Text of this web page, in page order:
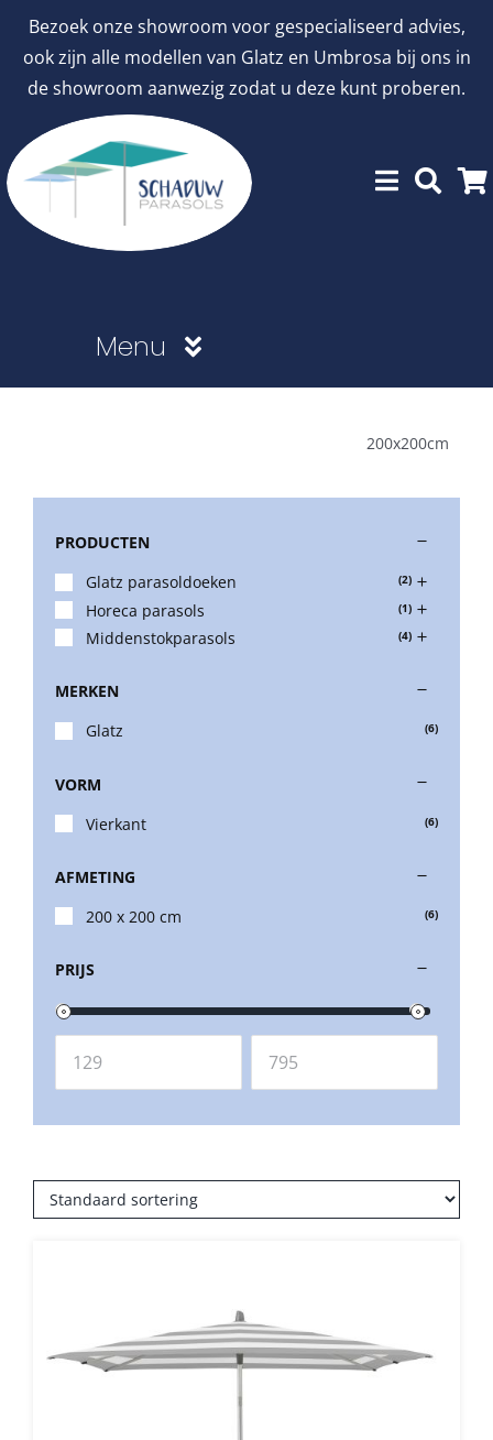
Bezoek onze showroom voor gespecialiseerd advies,
ook zijn alle modellen van Glatz en Umbrosa bij ons in
de showroom aanwezig zodat u deze kunt proberen.
inhoud
Menu
Stokparasols
Zweefparasols
Horeca parasols
Schaduwdoeken
Snel leverbaar
Parasolvoeten
Balkonklemmen
Beschermhoezen
Verlichting
Glatz parasoldoeken
200x200cm
PRODUCTEN
Glatz parasoldoeken
(2)
Horeca parasols (1)
Middenstokparasols (4)
MERKEN
Glatz
(6)
VORM
Vierkant
(6)
AFMETING
200 x 200 cm
(6)
PRIJS